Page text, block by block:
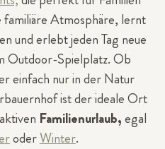
Atmosphäre, lernt
und erlebt jeden Tag neue
Outdoor-Spielplatz. Ob
einfach nur in der Natur
ist der ideale Ort
Familienurlaub,egal
oderWinter.